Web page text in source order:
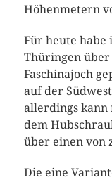
Höhenmetern
Für heute habe
Thüringen über
Faschinajoch
auf der
allerdings kann
dem
über einen von
Die eine